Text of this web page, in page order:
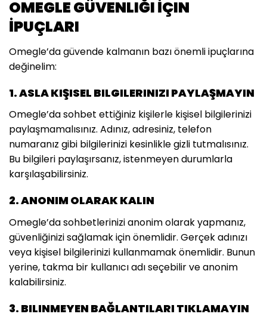
OMEGLE GÜVENLIĞI İÇIN
İPUÇLARI
Omegle’da güvende kalmanın bazı önemli ipuçlarına
değinelim:
1. ASLA KIŞISEL BILGILERINIZI PAYLAŞMAYIN
Omegle’da sohbet ettiğiniz kişilerle kişisel bilgilerinizi
paylaşmamalısınız. Adınız, adresiniz, telefon
numaranız gibi bilgilerinizi kesinlikle gizli tutmalısınız.
Bu bilgileri paylaşırsanız, istenmeyen durumlarla
karşılaşabilirsiniz.
2. ANONIM OLARAK KALIN
Omegle’da sohbetlerinizi anonim olarak yapmanız,
güvenliğinizi sağlamak için önemlidir. Gerçek adınızı
veya kişisel bilgilerinizi kullanmamak önemlidir. Bunun
yerine, takma bir kullanıcı adı seçebilir ve anonim
kalabilirsiniz.
3. BILINMEYEN BAĞLANTILARI TIKLAMAYIN